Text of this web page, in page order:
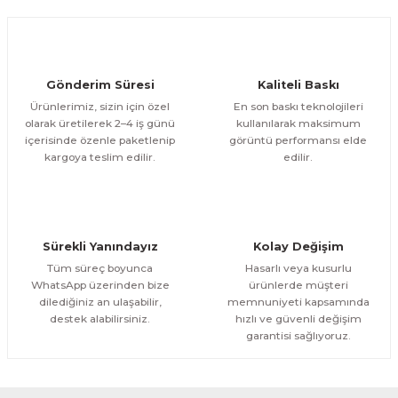
Göl Kenarında Ev Tek Parça Kanvas - Canvas Tablo
1.200,00 TL
1.000,00 TL
ÜRÜNÜ İNCELE
1.000,00 TL %11
Evinemoda
Gold Vazoda Çiçekler Tek Parça Kanvas - Canvas Tablo
Gönderim Süresi
Ürünlerimiz, sizin için özel
olarak üretilerek 2–4 iş günü
içerisinde özenle paketlenip
kargoya teslim edilir.
Kaliteli Baskı
En son baskı teknolojileri
kullanılarak maksimum
görüntü performansı elde
edilir.
Sürekli Yanındayız
Tüm süreç boyunca
WhatsApp üzerinden bize
dilediğiniz an ulaşabilir,
destek alabilirsiniz.
Kolay Değişim
Hasarlı veya kusurlu
ürünlerde müşteri
memnuniyeti kapsamında
hızlı ve güvenli değişim
garantisi sağlıyoruz.